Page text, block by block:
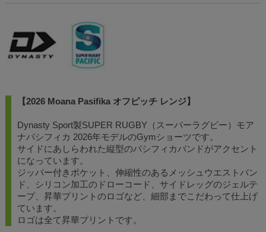
【2026 Moana Pasifika オフピッチ レンジ】
Dynasty Sport製SUPER RUGBY（スーパーラグビー）モア
ナパシフィカ 2026年モデルのGymショーツです。
サイドにあしらわれた縦型のパシフィカバンドがアクセント
になっています。
ジッパー付きポケット、伸縮性のあるメッシュウエストバン
ド、シリコン加工のドローコード、サイドレッグのジェルテ
ープ、昇華プリントのロゴなど、細部までこだわって仕上げ
ています。
ロゴは全て昇華プリントです。